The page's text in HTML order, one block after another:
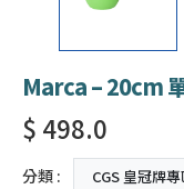
Marca – 20cm
$ 498.0
分類 : CGS 皇冠牌專